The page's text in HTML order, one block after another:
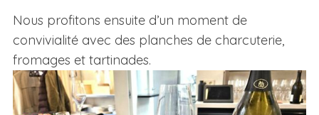
Nous profitons ensuite d’un moment de
convivialité avec des planches de charcuterie,
fromages et tartinades.